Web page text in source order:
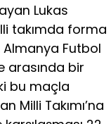
Lukas
takımda forma
Almanya Futbol
arasında bir
bu maçla
Milli Takımı’na